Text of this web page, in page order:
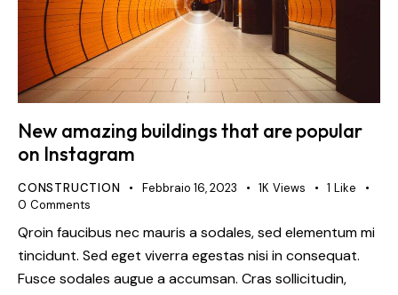
New amazing buildings that are popular
on Instagram
CONSTRUCTION Febbraio 16, 2023 1K Views 1 Like
0 Comments
Qroin faucibus nec mauris a sodales, sed elementum mi
tincidunt. Sed eget viverra egestas nisi in consequat.
Fusce sodales augue a accumsan. Cras sollicitudin,